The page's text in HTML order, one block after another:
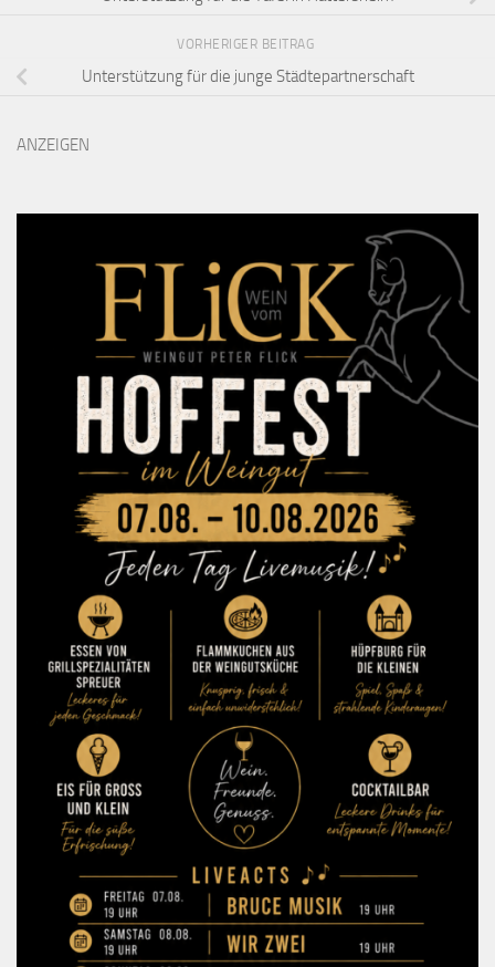
VORHERIGER BEITRAG
Unterstützung für die junge Städtepartnerschaft
ANZEIGEN